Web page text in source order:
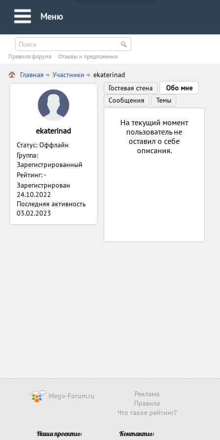
Меню
Правила форума Oтзывы и предложения
Главная Участники ekaterinad
ekaterinad
Статус: Оффлайн
Группа:
Зарегистрированный
Рейтинг: -
Зарегистрирован
24.10.2022
Последняя активность
03.02.2023
Гостевая стена
Обо мне
Сообщения
Темы
На текущий момент
пользователь не
оставил о себе
описания.
Mego-Forum.ru
Реклама
Правила
Что такое рейтинг?
Наши проекты:
Контакты: